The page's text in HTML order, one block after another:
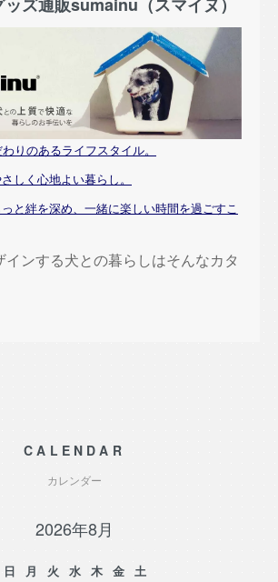
りのあるライフスタイル。
しく心地よい暮らし。
と絆を深め、一緒に楽しい時間を過ごすこ
ンする犬との暮らしはそんなカタ
CALENDAR
カレンダー
2026年8月
日 月 火 水 木 金
土